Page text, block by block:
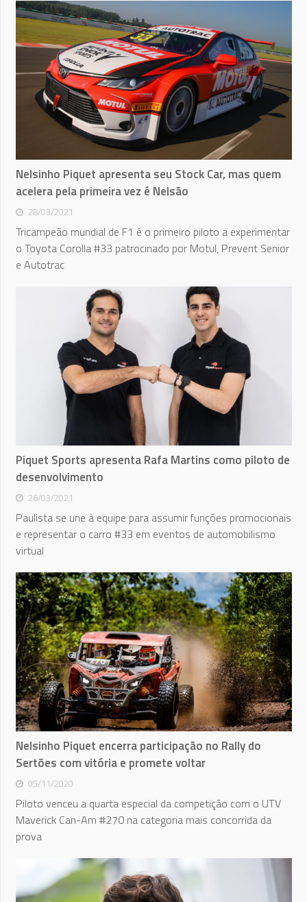
Nelsinho Piquet apresenta seu Stock Car, mas quem
acelera pela primeira vez é Nelsão
28/03/2021
Tricampeão mundial de F1 é o primeiro piloto a experimentar
o Toyota Corolla #33 patrocinado por Motul, Prevent Senior
e Autotrac
Piquet Sports apresenta Rafa Martins como piloto de
desenvolvimento
26/03/2021
Paulista se une à equipe para assumir funções promocionais
e representar o carro #33 em eventos de automobilismo
virtual
Nelsinho Piquet encerra participação no Rally do
Sertões com vitória e promete voltar
05/11/2020
Piloto venceu a quarta especial da competição com o UTV
Maverick Can-Am #270 na categoria mais concorrida da
prova